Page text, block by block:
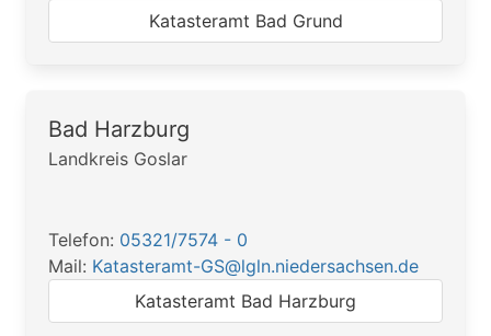
Katasteramt Bad Grund
Bad Harzburg
Landkreis Goslar
Telefon: 05321/7574 - 0
Mail: Katasteramt-GS@lgln.niedersachsen.de
Katasteramt Bad Harzburg